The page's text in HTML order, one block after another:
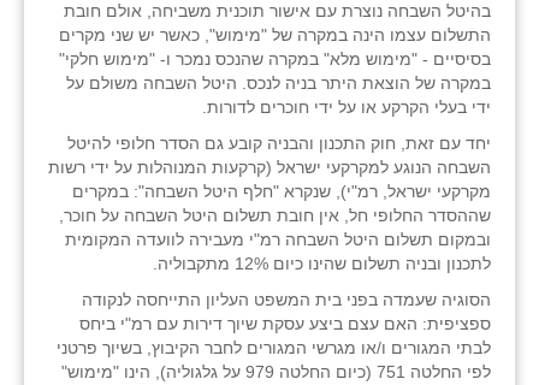
בהיטל השבחה נוצרת עם אישור תוכנית משביחה, אולם חובת
התשלום עצמו הינה במקרה של "מימוש", כאשר יש שני מקרים
בסיסיים - "מימוש מלא" במקרה שהנכס נמכר ו- "מימוש חלקי"
במקרה של הוצאת היתר בניה לנכס. היטל השבחה משולם על
ידי בעלי הקרקע או על ידי חוכרים לדורות.
יחד עם זאת, חוק התכנון והבניה קובע גם הסדר חלופי להיטל
השבחה הנוגע למקרקעי ישראל (קרקעות המנוהלות על ידי רשות
מקרקעי ישראל, רמ"י), שנקרא "חלף היטל השבחה": במקרים
שההסדר החלופי חל, אין חובת תשלום היטל השבחה על חוכר,
ובמקום תשלום היטל השבחה רמ"י מעבירה לוועדה המקומית
לתכנון ובניה תשלום שהינו כיום 12% מתקבוליה.
הסוגיה שעמדה בפני בית המשפט העליון התייחסה לנקודה
ספציפית: האם עצם ביצע עסקת שיוך דירות עם רמ"י ביחס
לבתי המגורים ו/או מגרשי המגורים לחבר הקיבוץ, בשיוך פרטני
לפי החלטה 751 (כיום החלטה 979 על גלגוליה), הינו "מימוש"
ניר צבי
עין חצבה
רועי
רימונים